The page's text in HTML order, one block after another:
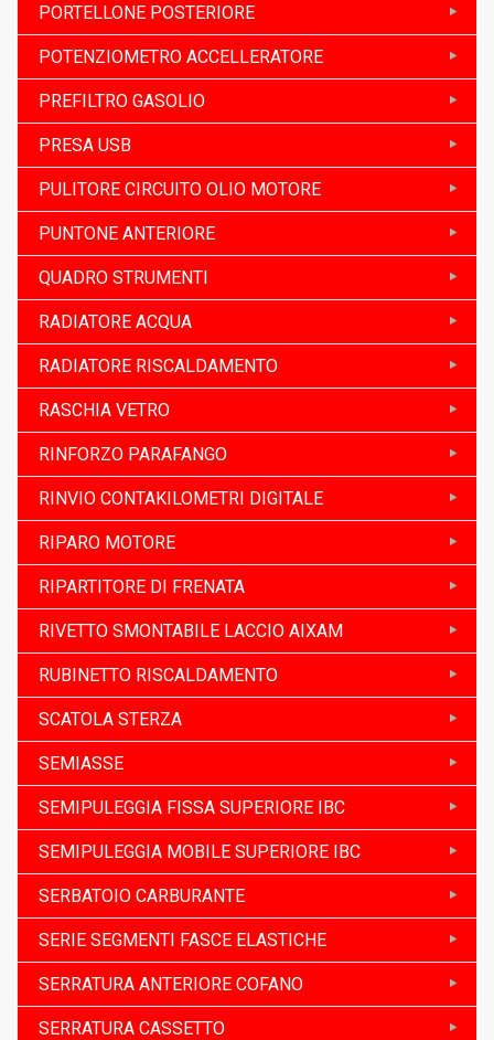
PORTELLONE POSTERIORE
POTENZIOMETRO ACCELLERATORE
PREFILTRO GASOLIO
PRESA USB
PULITORE CIRCUITO OLIO MOTORE
PUNTONE ANTERIORE
QUADRO STRUMENTI
RADIATORE ACQUA
RADIATORE RISCALDAMENTO
RASCHIA VETRO
RINFORZO PARAFANGO
RINVIO CONTAKILOMETRI DIGITALE
RIPARO MOTORE
RIPARTITORE DI FRENATA
RIVETTO SMONTABILE LACCIO AIXAM
RUBINETTO RISCALDAMENTO
SCATOLA STERZA
SEMIASSE
SEMIPULEGGIA FISSA SUPERIORE IBC
SEMIPULEGGIA MOBILE SUPERIORE IBC
SERBATOIO CARBURANTE
SERIE SEGMENTI FASCE ELASTICHE
SERRATURA ANTERIORE COFANO
SERRATURA CASSETTO